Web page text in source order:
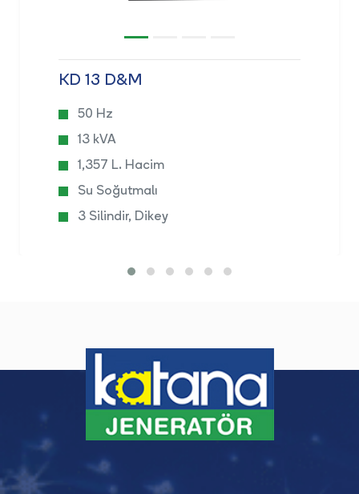
KD 13 D&M
50 Hz
13 kVA
1,357 L. Hacim
Su Soğutmalı
3 Silindir, Dikey